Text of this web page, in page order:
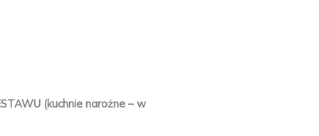
(kuchnie narożne – w